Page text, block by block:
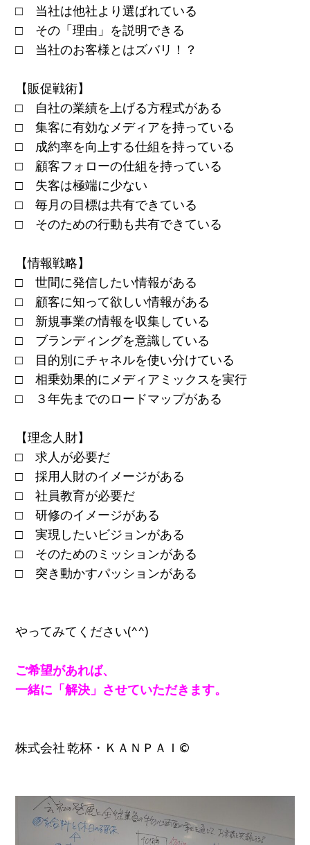
□ 当社は他社より選ばれている
□ その「理由」を説明できる
□ 当社のお客様とはズバリ！？
【販促戦術】
□ 自社の業績を上げる方程式がある
□ 集客に有効なメディアを持っている
□ 成約率を向上する仕組を持っている
□ 顧客フォローの仕組を持っている
□ 失客は極端に少ない
□ 毎月の目標は共有できている
□ そのための行動も共有できている
【情報戦略】
□ 世間に発信したい情報がある
□ 顧客に知って欲しい情報がある
□ 新規事業の情報を収集している
□ ブランディングを意識している
□ 目的別にチャネルを使い分けている
□ 相乗効果的にメディアミックスを実行
□ ３年先までのロードマップがある
【理念人財】
□ 求人が必要だ
□ 採用人財のイメージがある
□ 社員教育が必要だ
□ 研修のイメージがある
□ 実現したいビジョンがある
□ そのためのミッションがある
□ 突き動かすパッションがある
やってみてください(^^)
ご希望があれば、
一緒に「解決」させていただきます。
株式会社 乾杯・ＫＡＮＰＡＩ©